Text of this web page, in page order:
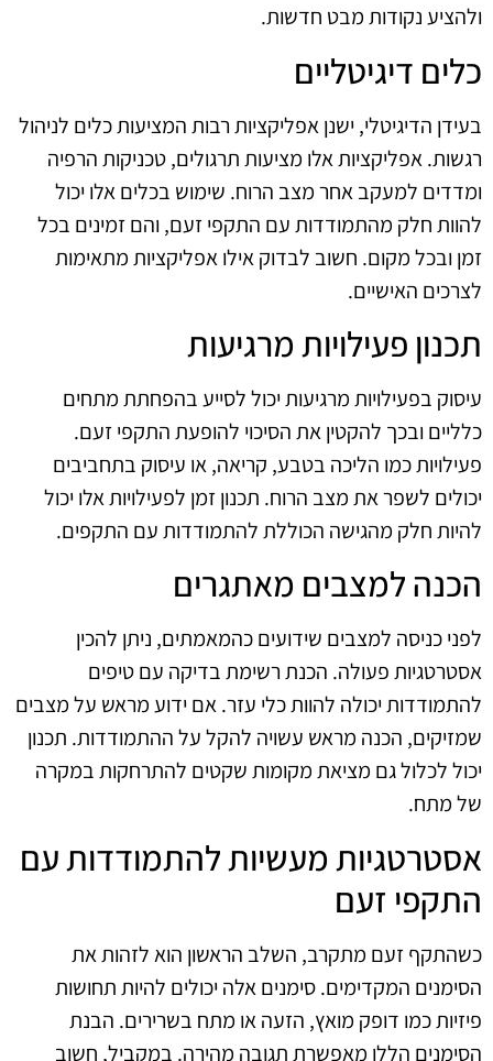
ולהציע נקודות מבט חדשות.
כלים דיגיטליים
בעידן הדיגיטלי, ישנן אפליקציות רבות המציעות כלים לניהול
רגשות. אפליקציות אלו מציעות תרגולים, טכניקות הרפיה
ומדדים למעקב אחר מצב הרוח. שימוש בכלים אלו יכול
להוות חלק מהתמודדות עם התקפי זעם, והם זמינים בכל
זמן ובכל מקום. חשוב לבדוק אילו אפליקציות מתאימות
לצרכים האישיים.
תכנון פעילויות מרגיעות
עיסוק בפעילויות מרגיעות יכול לסייע בהפחתת מתחים
כלליים ובכך להקטין את הסיכוי להופעת התקפי זעם.
פעילויות כמו הליכה בטבע, קריאה, או עיסוק בתחביבים
יכולים לשפר את מצב הרוח. תכנון זמן לפעילויות אלו יכול
להיות חלק מהגישה הכוללת להתמודדות עם התקפים.
הכנה למצבים מאתגרים
לפני כניסה למצבים שידועים כהמאמתים, ניתן להכין
אסטרטגיות פעולה. הכנת רשימת בדיקה עם טיפים
להתמודדות יכולה להוות כלי עזר. אם ידוע מראש על מצבים
שמזיקים, הכנה מראש עשויה להקל על ההתמודדות. תכנון
יכול לכלול גם מציאת מקומות שקטים להתרחקות במקרה
של מתח.
אסטרטגיות מעשיות להתמודדות עם
התקפי זעם
כשהתקף זעם מתקרב, השלב הראשון הוא לזהות את
הסימנים המקדימים. סימנים אלה יכולים להיות תחושות
פיזיות כמו דופק מואץ, הזעה או מתח בשרירים. הבנת
הסימנים הללו מאפשרת תגובה מהירה. במקביל, חשוב